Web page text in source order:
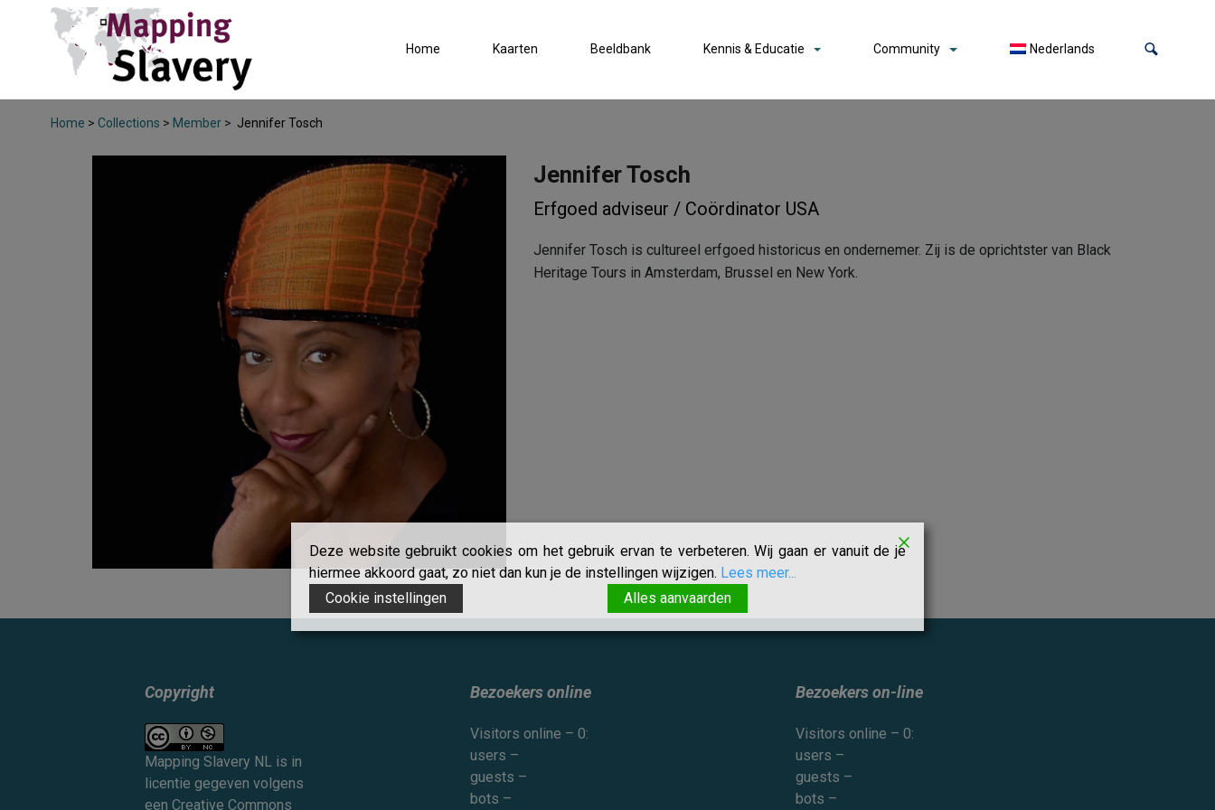
Home Kaarten Beeldbank Kennis & Educatie Community Nederlands
Home > Collections > Member > Jennifer Tosch
Jennifer Tosch
Erfgoed adviseur / Coördinator USA
Jennifer Tosch is cultureel erfgoed historicus en ondernemer. Zij is de oprichtster van Black
Heritage Tours in Amsterdam, Brussel en New York.
Copyright
Mapping Slavery NL is in
licentie gegeven volgens
een Creative Commons
Bezoekers online
Visitors online – 0:
users –
guests –
bots –
Bezoekers on-line
Visitors online – 0:
users –
guests –
bots –
Deze website gebruikt cookies om het gebruik ervan te verbeteren. Wij gaan er vanuit de je
hiermee akkoord gaat, zo niet dan kun je de instellingen wijzigen. Lees meer...
Cookie instellingen
Alles aanvaarden